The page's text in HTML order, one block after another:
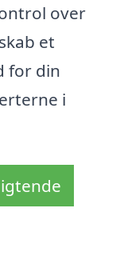
over
et
for din
i